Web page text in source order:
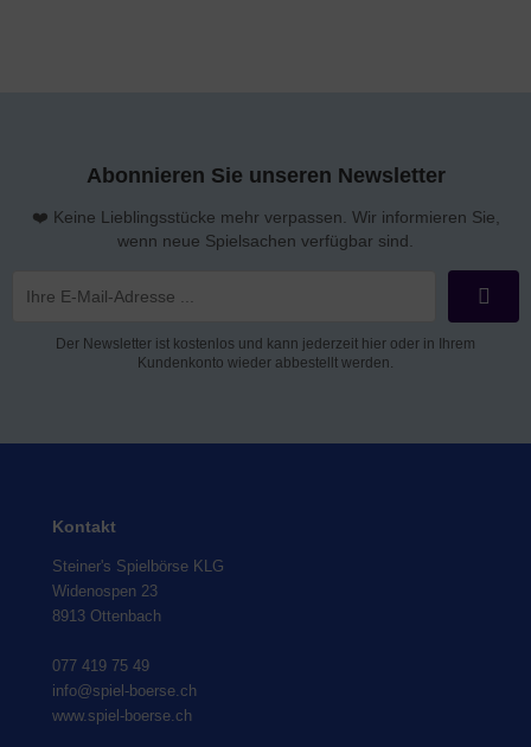
Abonnieren Sie unseren Newsletter
❤️ Keine Lieblingsstücke mehr verpassen. Wir informieren Sie,
wenn neue Spielsachen verfügbar sind.
Der Newsletter ist kostenlos und kann jederzeit hier oder in Ihrem
Kundenkonto wieder abbestellt werden.
Kontakt
Steiner's Spielbörse KLG
Widenospen 23
8913 Ottenbach
077 419 75 49
info@spiel-boerse.ch
www.spiel-boerse.ch